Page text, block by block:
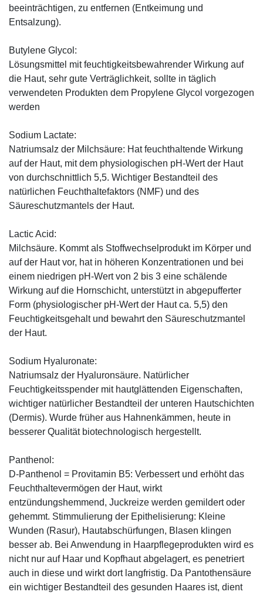
beeinträchtigen, zu entfernen (Entkeimung und
Entsalzung).
Butylene Glycol:
Lösungsmittel mit feuchtigkeitsbewahrender Wirkung auf
die Haut, sehr gute Verträglichkeit, sollte in täglich
verwendeten Produkten dem Propylene Glycol vorgezogen
werden
Sodium Lactate:
Natriumsalz der Milchsäure: Hat feuchthaltende Wirkung
auf der Haut, mit dem physiologischen pH-Wert der Haut
von durchschnittlich 5,5. Wichtiger Bestandteil des
natürlichen Feuchthaltefaktors (NMF) und des
Säureschutzmantels der Haut.
Lactic Acid:
Milchsäure. Kommt als Stoffwechselprodukt im Körper und
auf der Haut vor, hat in höheren Konzentrationen und bei
einem niedrigen pH-Wert von 2 bis 3 eine schälende
Wirkung auf die Hornschicht, unterstützt in abgepufferter
Form (physiologischer pH-Wert der Haut ca. 5,5) den
Feuchtigkeitsgehalt und bewahrt den Säureschutzmantel
der Haut.
Sodium Hyaluronate:
Natriumsalz der Hyaluronsäure. Natürlicher
Feuchtigkeitsspender mit hautglättenden Eigenschaften,
wichtiger natürlicher Bestandteil der unteren Hautschichten
(Dermis). Wurde früher aus Hahnenkämmen, heute in
besserer Qualität biotechnologisch hergestellt.
Panthenol:
D-Panthenol = Provitamin B5: Verbessert und erhöht das
Feuchthaltevermögen der Haut, wirkt
entzündungshemmend, Juckreize werden gemildert oder
gehemmt. Stimmulierung der Epithelisierung: Kleine
Wunden (Rasur), Hautabschürfungen, Blasen klingen
besser ab. Bei Anwendung in Haarpflegeprodukten wird es
nicht nur auf Haar und Kopfhaut abgelagert, es penetriert
auch in diese und wirkt dort langfristig. Da Pantothensäure
ein wichtiger Bestandteil des gesunden Haares ist, dient